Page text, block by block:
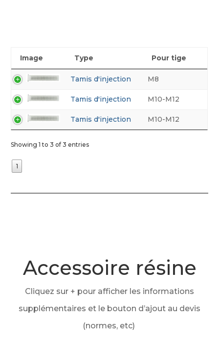
Image Type Pour tige
Tamis d'injection M8
Tamis d'injection M10-M12
Tamis d'injection M10-M12
Showing 1 to 3 of 3 entries
1
Accessoire résine
Cliquez sur + pour afficher les informations
supplémentaires et le bouton d’ajout au devis
(normes, etc)